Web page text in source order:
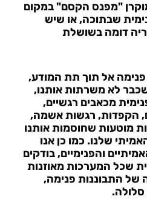
"מפנס הקסם" במקום
שבתוכה, או שיש
דומה בשושלת
פנימה אל תוך תת המודע,
לא משרתות אותנו,
מכאבים רגשיים,
הקפדות, רגשות אשמה,
מוטעות שחוסמות אותנו
שלנו. כמו כן אנו
והפנימיים, בודקים
שכל המערכות מאוזנות
של התבוננות פנימה,
סלולה.